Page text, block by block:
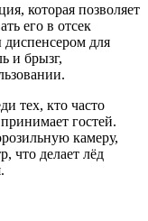
которая позволяет
его в отсек
для
и брызг,
тех, кто часто
гостей.
камеру,
что делает лёд